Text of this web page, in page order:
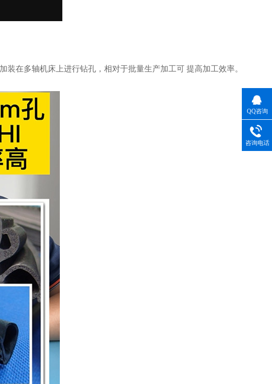
装在多轴机床上进行钻孔，相对于批量生产加工可 提高加工效率。
QQ咨询
咨询电话